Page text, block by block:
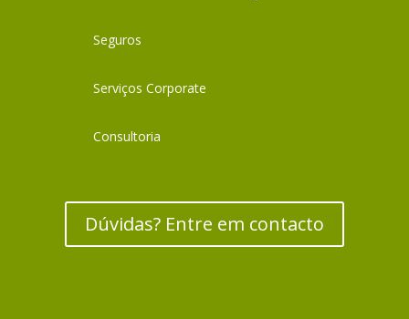
Seguros
Serviços Corporate
Consultoria
Dúvidas? Entre em contacto